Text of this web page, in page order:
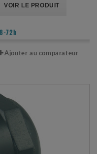
VOIR LE PRODUIT
72h
Ajouter au comparateur